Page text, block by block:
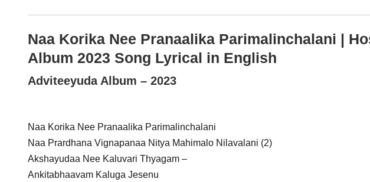
Naa Korika Nee Pranaalika Parimalinchalani |
Album 2023 Song Lyrical in English
Adviteeyuda Album – 2023
Naa Korika Nee Pranaalika Parimalinchalani
Naa Prardhana Vignapanaa Nitya Mahimalo Nilavalani (2)
Akshayudaa Nee Kaluvari Thyagam –
Ankitabhaavam Kaluga Jesenu